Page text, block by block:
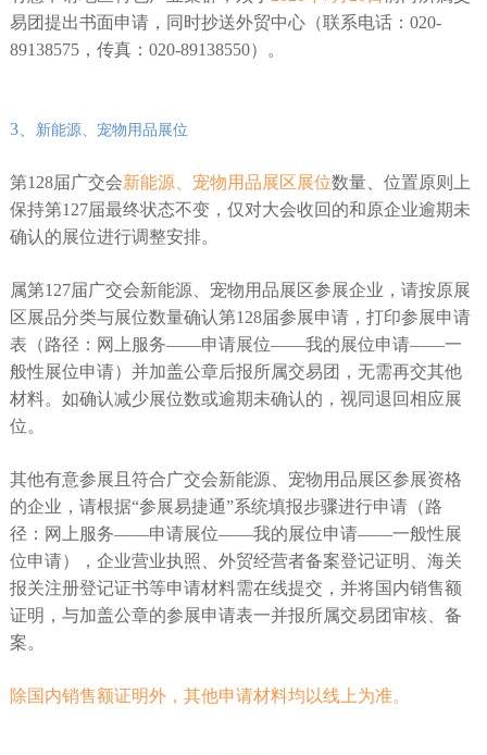
易团提出书面申请，同时抄送外贸中心（联系电话：020-
89138575，传真：020-89138550）。
3、 新能源、宠物用品展位
第128届广交会新能源、宠物用品展区展位数量、位置原则上
保持第127届最终状态不变，仅对大会收回的和原企业逾期未
确认的展位进行调整安排。
属第127届广交会新能源、宠物用品展区参展企业，请按原展
区展品分类与展位数量确认第128届参展申请，打印参展申请
表（路径：网上服务——申请展位——我的展位申请——一
般性展位申请）并加盖公章后报所属交易团，无需再交其他
材料。如确认减少展位数或逾期未确认的，视同退回相应展
位。
其他有意参展且符合广交会新能源、宠物用品展区参展资格
的企业，请根据“参展易捷通”系统填报步骤进行申请（路
径：网上服务——申请展位——我的展位申请——一般性展
位申请），企业营业执照、外贸经营者备案登记证明、海关
报关注册登记证书等申请材料需在线提交，并将国内销售额
证明，与加盖公章的参展申请表一并报所属交易团审核、备
案。
除国内销售额证明外，其他申请材料均以线上为准。